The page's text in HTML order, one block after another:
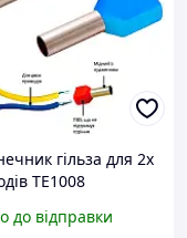
гільза для 2х
TE1008
до відправки